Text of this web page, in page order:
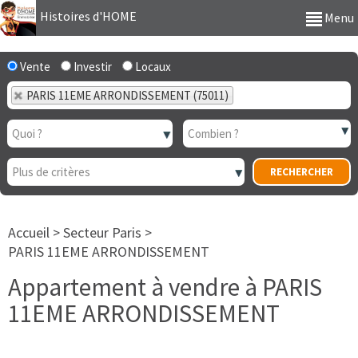
Histoires d'HOME Menu
Vente Investir
Locaux
PARIS 11EME ARRONDISSEMENT (75011)
Accueil >Secteur Paris >
PARIS 11EME ARRONDISSEMENT
Appartement à vendre à PARIS
11EME ARRONDISSEMENT